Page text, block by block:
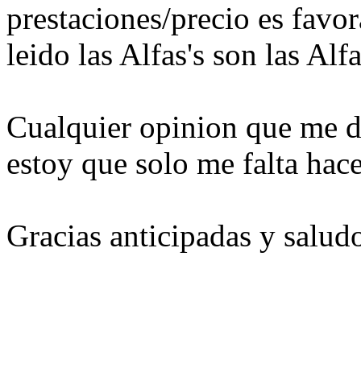
prestaciones/precio es
leido las Alfas's son las
Cualquier opinion que me
estoy que solo me falta
Gracias anticipadas y